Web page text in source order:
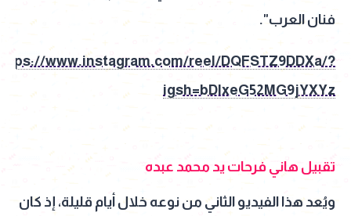
فنان العرب".
www.instagram.com/reel/DQFSTZ9DDXa/?
igsh=bDIxeG52MG9jYXYz
تقبيل هاني فرحات يد محمد عبده
ويُعد هذا الفيديو الثاني من نوعه خلال أيام قليلة، إذ كان